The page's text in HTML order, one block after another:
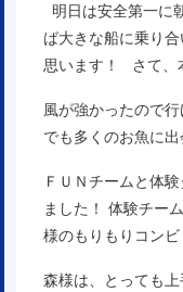
明日は安全第一に
ば大きな船に乗り
思います！ さて、
風が強かったので
でも多くのお魚に
ＦＵＮチームと体
ました！ 体験チー
様のもりもりコンビ
森様は、とっても